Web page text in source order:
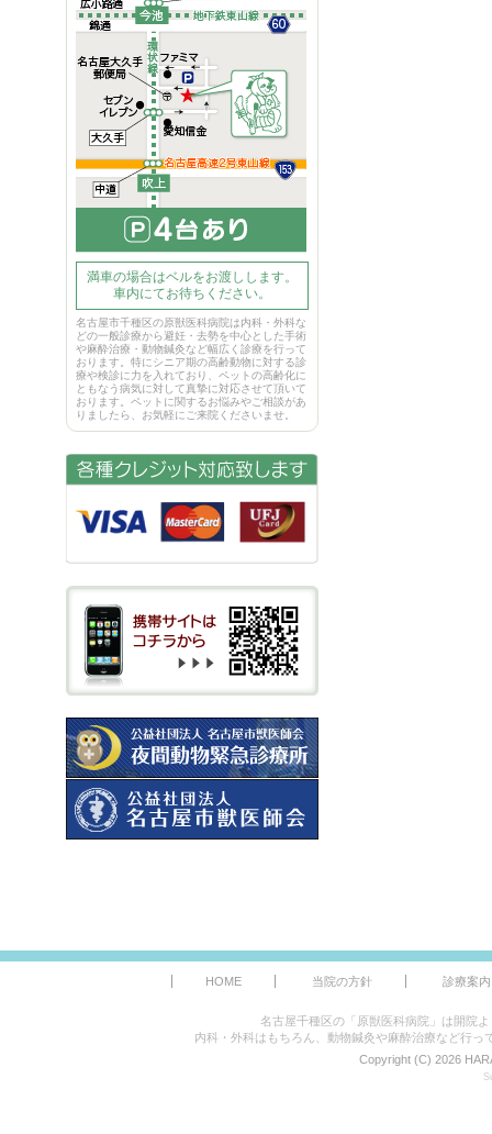
満車の場合はベルをお渡しします。
車内にてお待ちください。
名古屋市千種区の原獣医科病院は内科・外科な
どの一般診療から避妊・去勢を中心とした手術
や麻酔治療・動物鍼灸など幅広く診療を行って
おります。特にシニア期の高齢動物に対する診
療や検診に力を入れており、ペットの高齢化に
ともなう病気に対して真摯に対応させて頂いて
おります。ペットに関するお悩みやご相談があ
りましたら、お気軽にご来院くださいませ。
HOME 当院の方針 診療案内
名古屋千種区の「原獣医科病院」は開院
内科・外科はもちろん、動物鍼灸や麻酔治療など行
Copyright (C) 2026